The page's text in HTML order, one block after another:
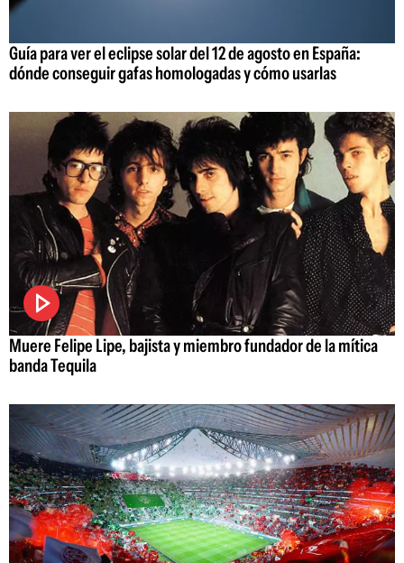
Guía para ver el eclipse solar del 12 de agosto en España:
dónde conseguir gafas homologadas y cómo usarlas
Muere Felipe Lipe, bajista y miembro fundador de la mítica
banda Tequila